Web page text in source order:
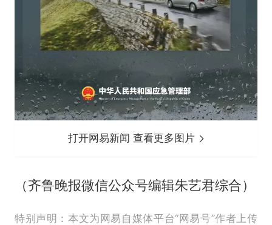
打开网易新闻 查看更多图片
（齐鲁晚报微信公众号编辑朱艺君综合）
特别声明：本文为网易自媒体平台“网易号”作者上传